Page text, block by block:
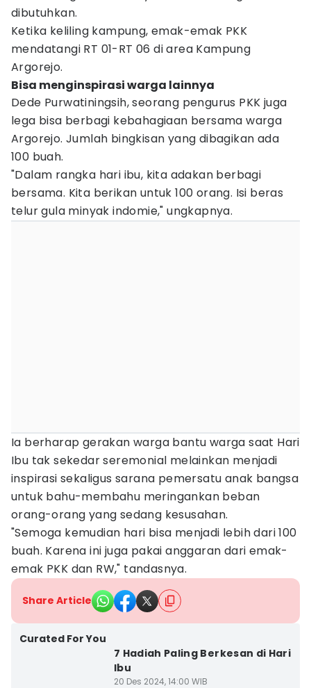
dibutuhkan.
Ketika keliling kampung, emak-emak PKK
mendatangi RT 01-RT 06 di area Kampung
Argorejo.
Bisa menginspirasi warga lainnya
Dede Purwatiningsih, seorang pengurus PKK juga
lega bisa berbagi kebahagiaan bersama warga
Argorejo. Jumlah bingkisan yang dibagikan ada
100 buah.
"Dalam rangka hari ibu, kita adakan berbagi
bersama. Kita berikan untuk 100 orang. Isi beras
telur gula minyak indomie," ungkapnya.
Ia berharap gerakan warga bantu warga saat Hari
Ibu tak sekedar seremonial melainkan menjadi
inspirasi sekaligus sarana pemersatu anak bangsa
untuk bahu-membahu meringankan beban
orang-orang yang sedang kesusahan.
"Semoga kemudian hari bisa menjadi lebih dari 100
buah. Karena ini juga pakai anggaran dari emak-
emak PKK dan RW," tandasnya.
Share Article
Curated For You
7 Hadiah Paling Berkesan di Hari
Ibu
20 Des 2024, 14:00 WIB